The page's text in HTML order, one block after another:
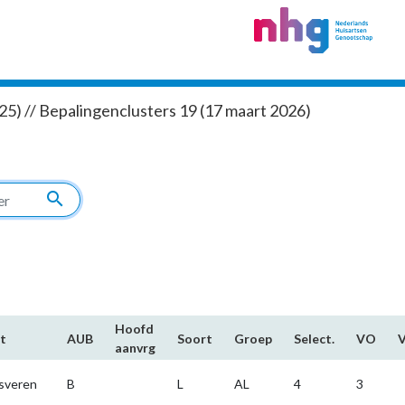
// Bepalingenclusters 19 (17 maart 2026)
search
AUB
Hoofd​
aanvrg
Soort Groep Select. VO
B L AL 4 3